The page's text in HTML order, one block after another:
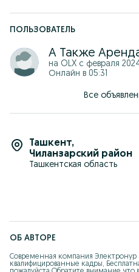
ПОЛЬЗОВАТЕЛЬ
А Также
на OLX с февраля
Онлайн в 05:31
Все
Ташкент,
Чиланзарский район
Ташкентская область
ОБ АВТОРЕ
Современная компания Электронур
квалифицированные кадры,